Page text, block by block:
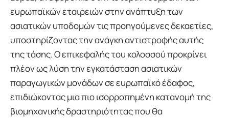
ευρωπαϊκών εταιρειών στην ανάπτυξη των
ασιατικών υποδομών τις προηγούμενες δεκαετίες,
υποστηρίζοντας την ανάγκη αντιστροφής αυτής
της τάσης. Ο επικεφαλής του κολοσσού προκρίνει
πλέον ως λύση την εγκατάσταση ασιατικών
παραγωγικών μονάδων σε ευρωπαϊκό έδαφος,
επιδιώκοντας μια πιο ισορροπημένη κατανομή της
βιομηχανικής δραστηριότητας που θα